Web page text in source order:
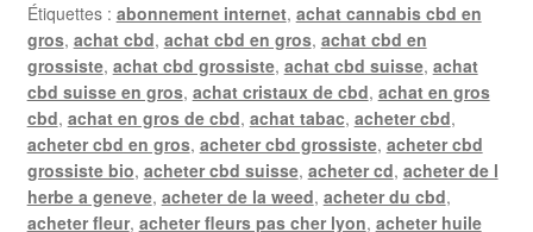
Étiquettes : abonnement internet, achat cannabis cbd en
gros, achat cbd, achat cbd en gros, achat cbd en
grossiste, achat cbd grossiste, achat cbd suisse, achat
cbd suisse en gros, achat cristaux de cbd, achat en gros
cbd, achat en gros de cbd, achat tabac, acheter cbd,
acheter cbd en gros, acheter cbd grossiste, acheter cbd
grossiste bio, acheter cbd suisse, acheter cd, acheter de l
herbe a geneve, acheter de la weed, acheter du cbd,
acheter fleur, acheter fleurs pas cher lyon, acheter huile